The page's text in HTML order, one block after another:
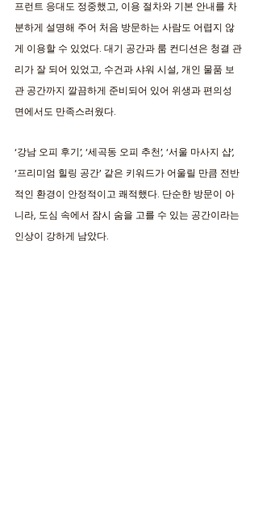
프런트 응대도 정중했고, 이용 절차와 기본 안내를 차
분하게 설명해 주어 처음 방문하는 사람도 어렵지 않
게 이용할 수 있었다. 대기 공간과 룸 컨디션은 청결 관
리가 잘 되어 있었고, 수건과 샤워 시설, 개인 물품 보
관 공간까지 깔끔하게 준비되어 있어 위생과 편의성
면에서도 만족스러웠다.
‘강남 오피 후기’, ‘세곡동 오피 추천’, ‘서울 마사지 샵’,
‘프리미엄 힐링 공간’ 같은 키워드가 어울릴 만큼 전반
적인 환경이 안정적이고 쾌적했다. 단순한 방문이 아
니라, 도심 속에서 잠시 숨을 고를 수 있는 공간이라는
인상이 강하게 남았다.